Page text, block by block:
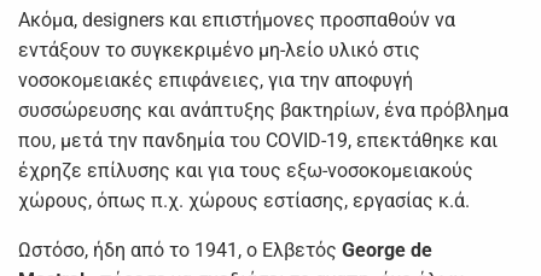
Ακόμα, designers και επιστήμονες προσπαθούν να
εντάξουν το συγκεκριμένο μη-λείο υλικό στις
νοσοκομειακές επιφάνειες, για την αποφυγή
συσσώρευσης και ανάπτυξης βακτηρίων, ένα πρόβλημα
που, μετά την πανδημία του COVID-19, επεκτάθηκε και
έχρηζε επίλυσης και για τους εξω-νοσοκομειακούς
χώρους, όπως π.χ. χώρους εστίασης, εργασίας κ.ά.
Ωστόσο, ήδη από το 1941, ο Ελβετός George de